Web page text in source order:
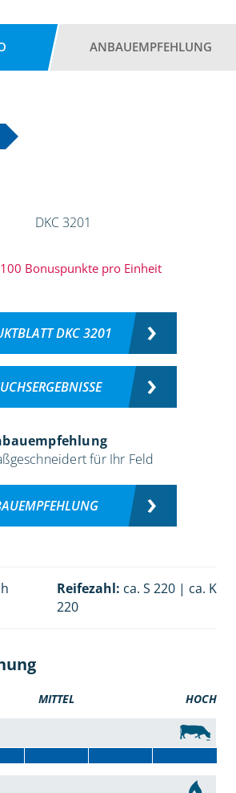
ANBAUEMPFEHLUNG
100 Bonuspunkte pro Einheit
DKC 3201
für Ihr Feld
Reifezahl: ca. S 220 | ca. K
220
MITTEL HOCH